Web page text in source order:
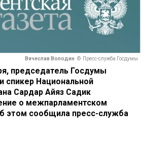
Вячеслав Володин © Пресс-служба Госдумы
председатель Госдумы
и спикер Национальной
Сардар Айяз Садик
о межпарламентском
этом сообщила пресс-служба